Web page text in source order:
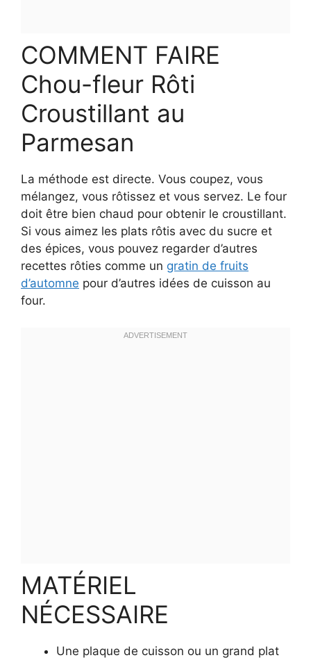
COMMENT FAIRE
Chou-fleur Rôti
Croustillant au
Parmesan
La méthode est directe. Vous coupez, vous
mélangez, vous rôtissez et vous servez. Le four
doit être bien chaud pour obtenir le croustillant.
Si vous aimez les plats rôtis avec du sucre et
des épices, vous pouvez regarder d’autres
recettes rôties comme un gratin de fruits
d’automne pour d’autres idées de cuisson au
four.
MATÉRIEL
NÉCESSAIRE
Une plaque de cuisson ou un grand plat